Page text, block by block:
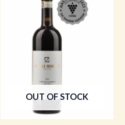
OUT OF STOCK